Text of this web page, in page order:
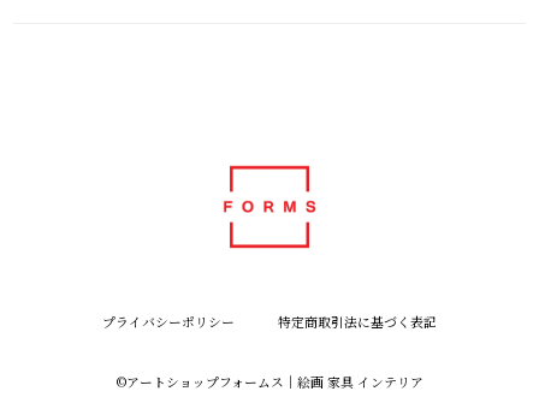
プライバシーポリシー 特定商取引法に基づく表記
©︎アートショップフォームス｜絵画 家具 インテリア